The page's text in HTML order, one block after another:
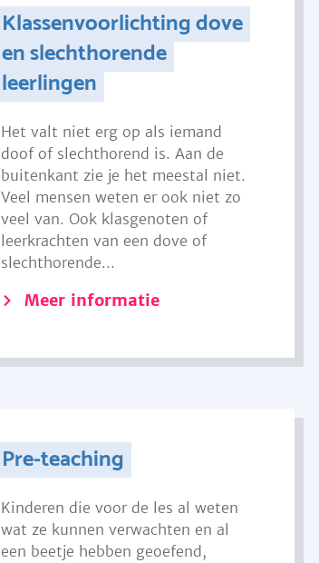
Klassenvoorlichting dove
en slechthorende
leerlingen
Het valt niet erg op als iemand
doof of slechthorend is. Aan de
buitenkant zie je het meestal niet.
Veel mensen weten er ook niet zo
veel van. Ook klasgenoten of
leerkrachten van een dove of
slechthorende...
Meer informatie
Pre-teaching
Kinderen die voor de les al weten
wat ze kunnen verwachten en al
een beetje hebben geoefend,